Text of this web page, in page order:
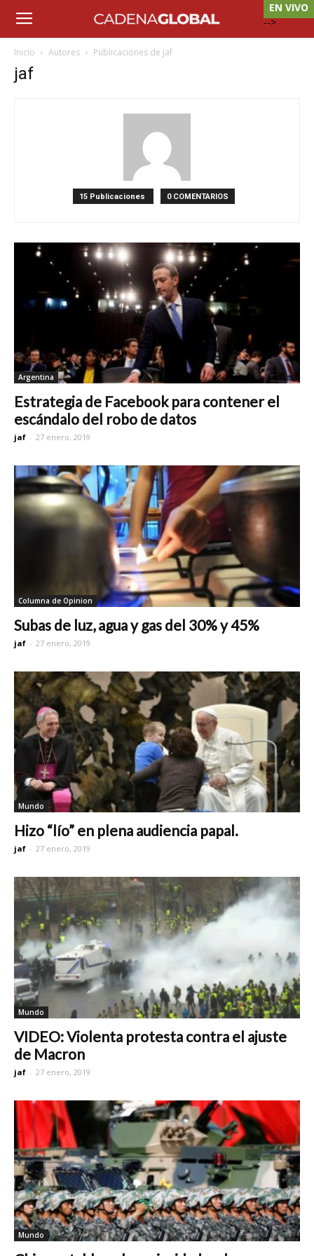
EN VIVO
-->
Inicio Autores Publicaciones de jaf
jaf
15 Publicaciones 0 COMENTARIOS
Argentina
Estrategia de Facebook para contener el
escándalo del robo de datos
jaf - 27 enero, 2019
Columna de Opinion
Subas de luz, agua y gas del 30% y 45%
jaf - 27 enero, 2019
Mundo
Hizo “lío” en plena audiencia papal.
jaf - 27 enero, 2019
Mundo
VIDEO: Violenta protesta contra el ajuste
de Macron
jaf - 27 enero, 2019
Mundo